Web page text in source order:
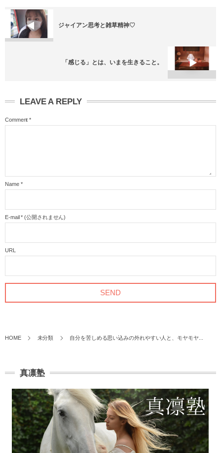
ジャイアン思考と雑草精神♡
「感じる」とは、いまを生きること。
LEAVE A REPLY
Comment *
Name *
E-mail * (公開されません)
URL
HOME 未分類 自分を苦しめる思い込みの外れやすい人と、モヤモヤ...
真凛塾